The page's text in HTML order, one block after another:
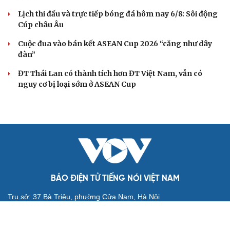
Tin bóng đá 6-8: Nhân tố bí ẩn xuất hiện ở trận Việt Nam
vs Campuchia?
Lịch thi đấu V-League 2026/2027: HAGL đối đầu Nam
Định ngay ở trận ra quân
Kết quả bốc thăm Cúp Quốc gia 2026/2027: CAHN và Hà
Nội FC dễ thở
BÓNG ĐÁ QUỐC TẾ